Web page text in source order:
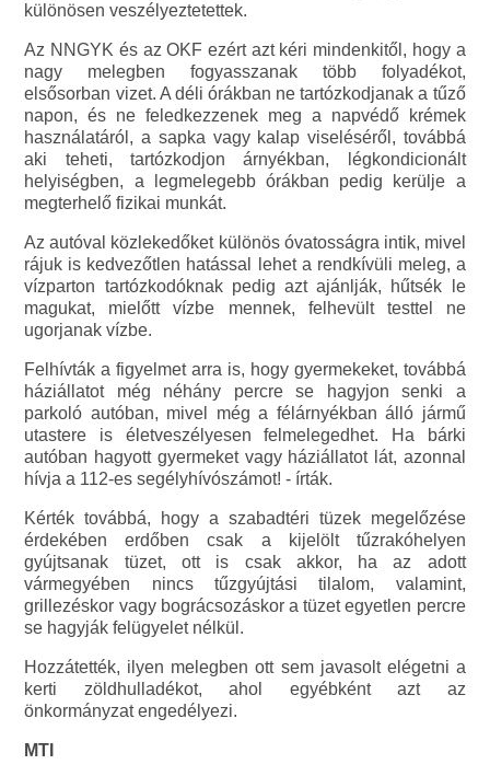
különösen veszélyeztetettek.
Az NNGYK és az OKF ezért azt kéri mindenkitől, hogy a
nagy melegben fogyasszanak több folyadékot,
elsősorban vizet. A déli órákban ne tartózkodjanak a tűző
napon, és ne feledkezzenek meg a napvédő krémek
használatáról, a sapka vagy kalap viseléséről, továbbá
aki teheti, tartózkodjon árnyékban, légkondicionált
helyiségben, a legmelegebb órákban pedig kerülje a
megterhelő fizikai munkát.
Az autóval közlekedőket különös óvatosságra intik, mivel
rájuk is kedvezőtlen hatással lehet a rendkívüli meleg, a
vízparton tartózkodóknak pedig azt ajánlják, hűtsék le
magukat, mielőtt vízbe mennek, felhevült testtel ne
ugorjanak vízbe.
Felhívták a figyelmet arra is, hogy gyermekeket, továbbá
háziállatot még néhány percre se hagyjon senki a
parkoló autóban, mivel még a félárnyékban álló jármű
utastere is életveszélyesen felmelegedhet. Ha bárki
autóban hagyott gyermeket vagy háziállatot lát, azonnal
hívja a 112-es segélyhívószámot! - írták.
Kérték továbbá, hogy a szabadtéri tüzek megelőzése
érdekében erdőben csak a kijelölt tűzrakóhelyen
gyújtsanak tüzet, ott is csak akkor, ha az adott
vármegyében nincs tűzgyújtási tilalom, valamint,
grillezéskor vagy bográcsozáskor a tüzet egyetlen percre
se hagyják felügyelet nélkül.
Hozzátették, ilyen melegben ott sem javasolt elégetni a
kerti zöldhulladékot, ahol egyébként azt az
önkormányzat engedélyezi.
MTI